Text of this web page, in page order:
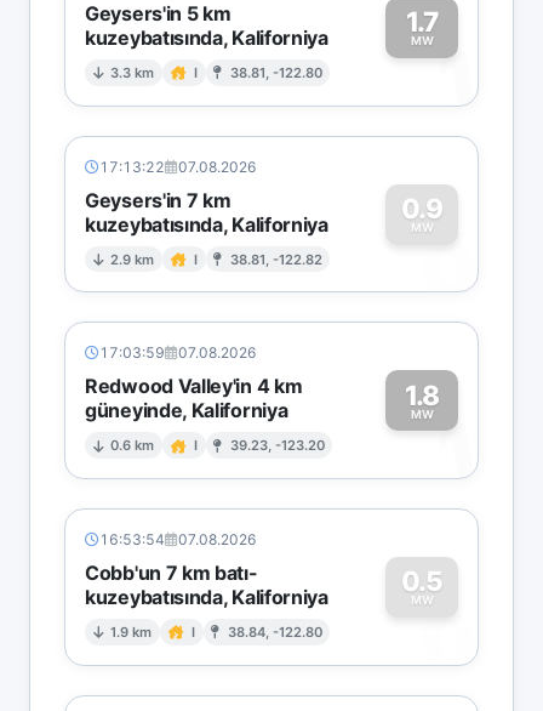
Geysers'in 5 km
kuzeybatısında, Kaliforniya
3.3 km I 38.81, -122.80
1.7
MW1
17:13:22 07.08.2026
Geysers'in 7 km
kuzeybatısında, Kaliforniya
2.9 km I 38.81, -122.82
0.9
MW
0
17:03:59 07.08.2026
Redwood Valley'in 4 km
güneyinde, Kaliforniya
0.6 km I 39.23, -123.20
1.8
MW1
16:53:54 07.08.2026
Cobb'un 7 km batı-
kuzeybatısında, Kaliforniya
1.9 km I 38.84, -122.80
0.5
MW
0